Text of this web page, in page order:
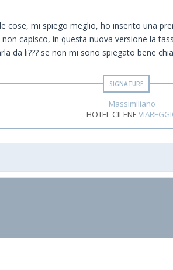
cose, mi spiego meglio, ho inserito una
capisco, in questa nuova versione la
da li??? se non mi sono spiegato bene
Massimiliano
HOTEL CILENE